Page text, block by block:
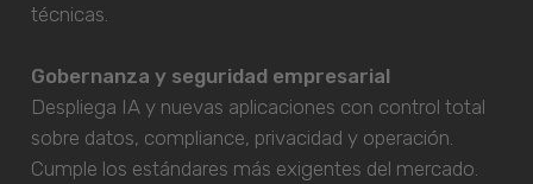
técnicas.
Gobernanza y seguridad empresarial
Despliega IA y nuevas aplicaciones con control total
sobre datos, compliance, privacidad y operación.
Cumple los estándares más exigentes del mercado.